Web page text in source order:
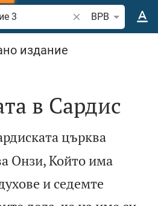
Търсете стих или
BPB
издание
в Сардис
църква
Онзи, Който има
и седемте